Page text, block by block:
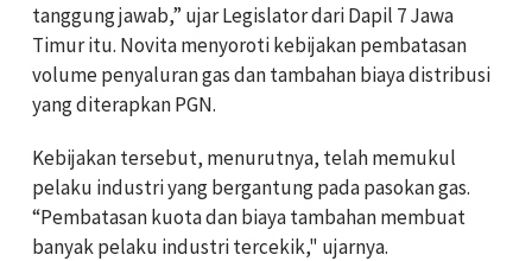
tanggung jawab,” ujar Legislator dari Dapil 7 Jawa
Timur itu. Novita menyoroti kebijakan pembatasan
volume penyaluran gas dan tambahan biaya distribusi
yang diterapkan PGN.
Kebijakan tersebut, menurutnya, telah memukul
pelaku industri yang bergantung pada pasokan gas.
“Pembatasan kuota dan biaya tambahan membuat
banyak pelaku industri tercekik," ujarnya.